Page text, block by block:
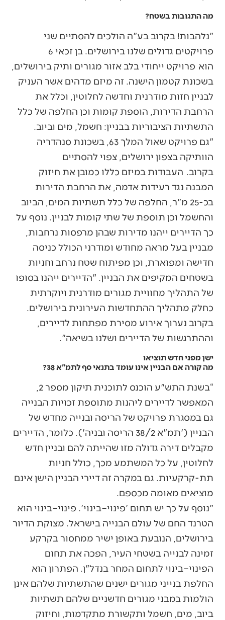
מה התגובות בשטח?
"נלהבות! בקרוב בע"ה הולכים להסתיים שני
פרויקטים גדולים שלנו בירושלים. בן זכאי 6
הוא פרויקט ייחודי בלב אזור מגורים ותיק בירושלים,
בשכונת קטמון הישנה. זה מיזם מדהים אשר העניק
לבניין חזות מודרנית וחדשה לחלוטין, וכלל את
הרחבת הדירות, הוספת קומות וכן החלפה של כלל
התשתיות הציבוריות בבניין: חשמל, מים וביוב.
"גם פרויקט שאול המלך 63, בשכונת סנהדריה
הוותיקה בצפון ירושלים, צפוי להסתיים
בקרוב. העבודות במיזם כללו כמובן את חיזוק
המבנה נגד רעידות אדמה, את הרחבת הדירות
בכ-25 מ"ר, החלפה של כלל תשתיות המים, הביוב
והחשמל וכן תוספת של שתי קומות לבניין. נוסף על
כך הדיירים ייהנו מדירות שבהן מרפסות נרחבות,
מבניין בעל מראה מחודש ומודרני הכולל כניסה
חדישה ומפוארת, וכן מפיתוח שטח נרחב וחניות
בשטחים המקיפים את הבניין. "הדיירים ייהנו בסופו
של התהליך מחוויית מגורים מודרנית ויוקרתית
כחלק מתהליך ההתחדשות העירונית בירושלים.
בקרוב נערוך אירוע מסירת מפתחות לדיירים,
וההתרגשות של הדיירים ושלנו בשיאה".
ישן מפני חדש תוציאו
מה קורה אם הבניין אינו עומד בתנאי סף לתמ"א 38?
המאפשר לדיירים ליהנות מתוספת זכויות הבנייה
גם במסגרת פרויקט של הריסה ובנייה מחדש של
הבניין ('תמ"א 38/2 הריסה ובניה'). כלומר, הדיירים
מקבלים דירה גדולה מזו שהייתה להם ובניין חדש
לחלוטין, על כל המשתמע מכך, כולל חניות
תת-קרקעיות. גם במקרה זה דיירי הבניין הישן אינם
מוציאים מאומה מכספם.
"נוסף על כך יש תחום 'פינוי–בינוי'. פינוי–בינוי הוא
הטרנד החם של עולם הבנייה בישראל. מצוקת הדיור
בירושלים, הנובעת באופן ישיר ממחסור בקרקע
זמינה לבנייה בשטחי העיר, הפכה את תחום
הפינוי–בינוי לתחום המחר בנדל"ן. הפתרון הוא
החלפת בנייני מגורים ישנים שהתשתיות שלהם אינן
הולמות במבני מגורים חדשניים שלהם תשתיות
ביוב, מים, חשמל ותקשורת מתקדמות, וחיזוק